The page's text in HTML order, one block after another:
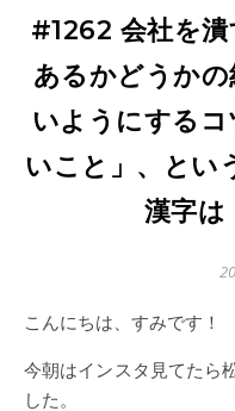
#1262 会社を
あるかどうか
いようにする
いこと」、とい
漢字は
こんにちは、すみです！
今朝はインスタ見てたら
した。